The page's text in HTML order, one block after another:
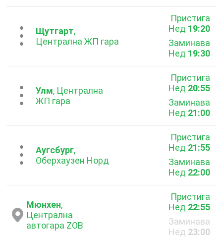
...Щутгарт,
Централна ЖП гара
Пристига
Нед 19:20
Заминава
Нед 19:30
...
Улм, Централна
ЖП гара
Пристига
Нед 20:55
Заминава
Нед 21:00
...Аугсбург,
Оберхаузен Норд
Пристига
Нед 21:55
Заминава
Нед 22:00
Мюнхен,
Централна
автогара ZOB
Пристига
Нед 22:55
Заминава
Нед 23:00